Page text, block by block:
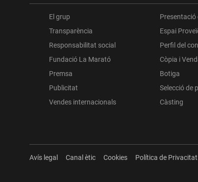
El grup
Transparència
Responsabilitat social
Fundació La Marató
Premsa
Publicitat
Vendes internacionals
Presentació
Espai
Perfil del
Còpia i
Botiga
Selecció de
Càsting
Avís legal Canal ètic Cookies Política de Privacitat